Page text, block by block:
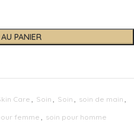
PANIER
Care , Soin , Soin , soin de main ,
femme, soin pour homme